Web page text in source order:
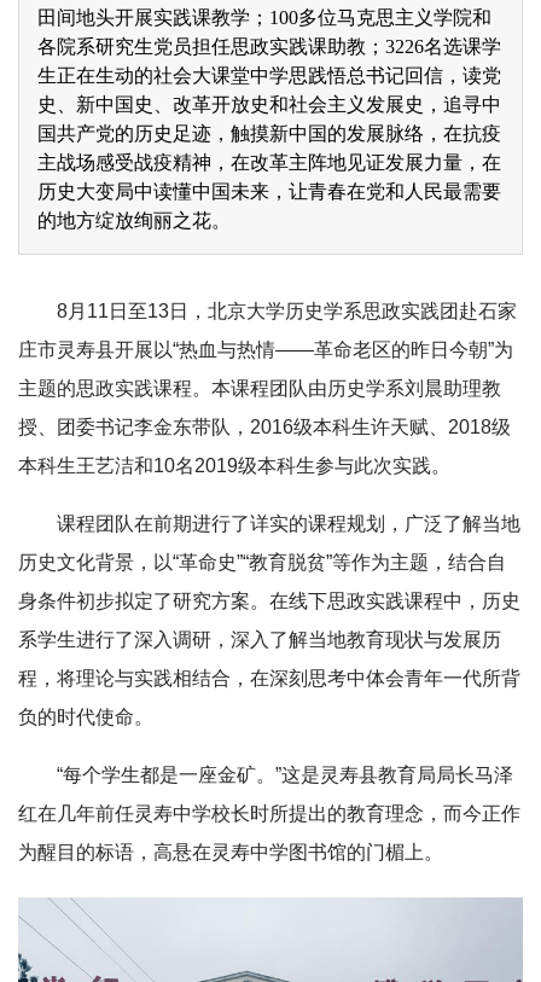
田间地头开展实践课教学；100多位马克思主义学院和
各院系研究生党员担任思政实践课助教；3226名选课学
生正在生动的社会大课堂中学思践悟总书记回信，读党
史、新中国史、改革开放史和社会主义发展史，追寻中
国共产党的历史足迹，触摸新中国的发展脉络，在抗疫
主战场感受战疫精神，在改革主阵地见证发展力量，在
历史大变局中读懂中国未来，让青春在党和人民最需要
的地方绽放绚丽之花。
8月11日至13日，北京大学历史学系思政实践团赴石家
庄市灵寿县开展以“热血与热情——革命老区的昨日今朝”为
主题的思政实践课程。本课程团队由历史学系刘晨助理教
授、团委书记李金东带队，2016级本科生许天赋、2018级
本科生王艺洁和10名2019级本科生参与此次实践。
课程团队在前期进行了详实的课程规划，广泛了解当地
历史文化背景，以“革命史”“教育脱贫”等作为主题，结合自
身条件初步拟定了研究方案。在线下思政实践课程中，历史
系学生进行了深入调研，深入了解当地教育现状与发展历
程，将理论与实践相结合，在深刻思考中体会青年一代所背
负的时代使命。
“每个学生都是一座金矿。”这是灵寿县教育局局长马泽
红在几年前任灵寿中学校长时所提出的教育理念，而今正作
为醒目的标语，高悬在灵寿中学图书馆的门楣上。